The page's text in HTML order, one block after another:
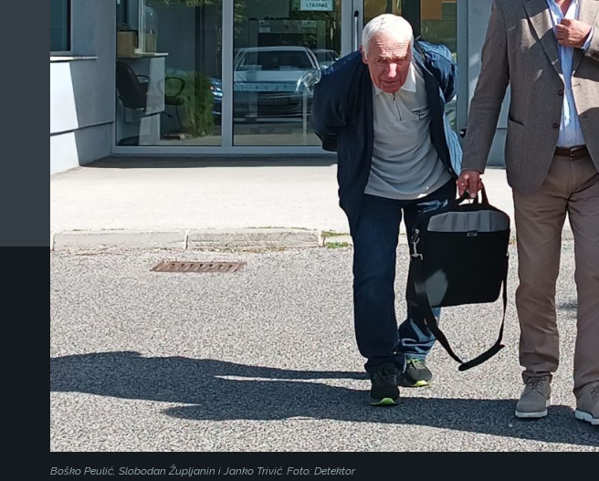
Boško Peulić, Slobodan Župljanin i Janko Trivić. Foto: Detektor